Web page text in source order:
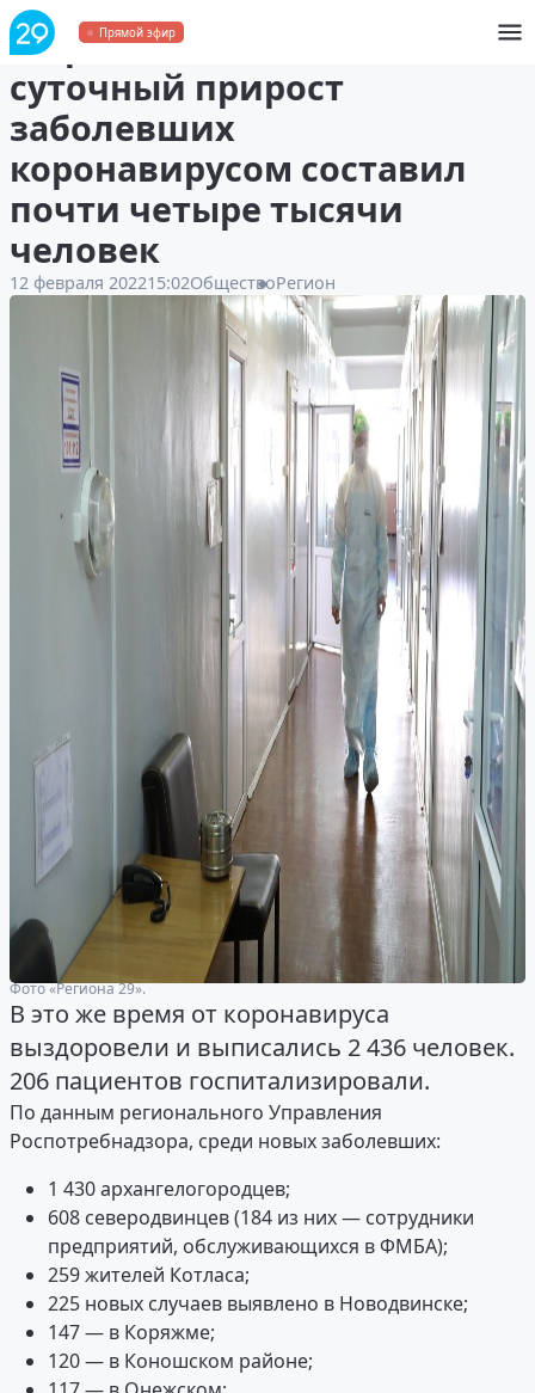
Прямой эфир
В Архангельской области
суточный прирост
заболевших
коронавирусом составил
почти четыре тысячи
человек
12 февраля 202215:02ОбществоРегион
Фото «Региона 29».
В это же время от коронавируса
выздоровели и выписались 2 436 человек.
206 пациентов госпитализировали.
По данным регионального Управления
Роспотребнадзора, среди новых заболевших:
1 430 архангелогородцев;
608 северодвинцев (184 из них — сотрудники
предприятий, обслуживающихся в ФМБА);
259 жителей Котласа;
225 новых случаев выявлено в Новодвинске;
147 — в Коряжме;
120 — в Коношском районе;